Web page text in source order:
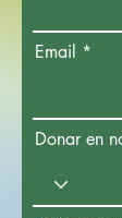
Email
Donar en